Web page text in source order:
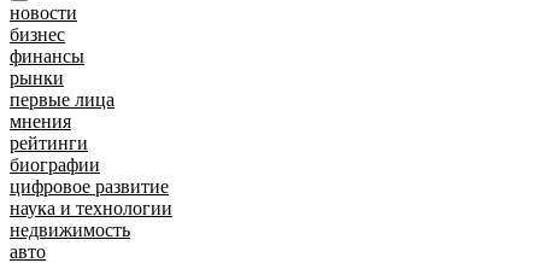
новости
бизнес
финансы
рынки
первые лица
мнения
рейтинги
биографии
цифровое развитие
наука и технологии
недвижимость
авто